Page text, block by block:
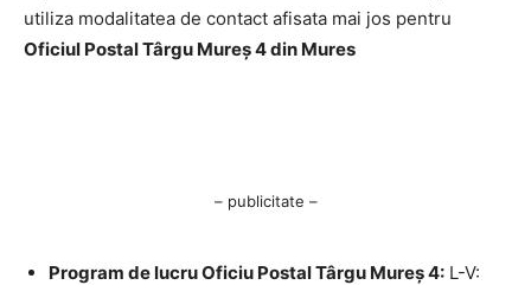
utiliza modalitatea de contact afisata mai jos pentru
Oficiul Postal Târgu Mureş 4 din Mures
– publicitate –
Program de lucru Oficiu Postal Târgu Mureş 4: L-V: